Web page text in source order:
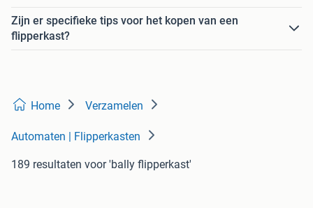
Zijn er specifieke tips voor het kopen van een
flipperkast?
Home Verzamelen
Automaten | Flipperkasten
189 resultaten voor 'bally flipperkast'